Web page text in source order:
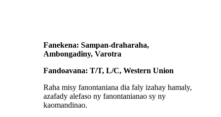
Fanekena: Sampan-draharaha,
Ambongadiny, Varotra
Fandoavana: T/T, L/C, Western Union
Raha misy fanontaniana dia faly izahay hamaly,
azafady alefaso ny fanontanianao sy ny
kaomandinao.